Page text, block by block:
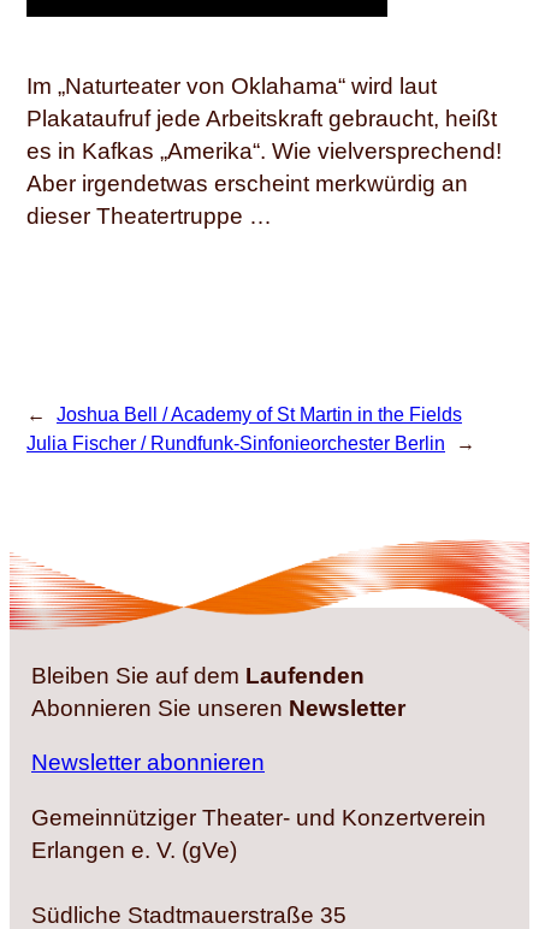
Im „Naturteater von Oklahama“ wird laut
Plakataufruf jede Arbeitskraft gebraucht, heißt
es in Kafkas „Amerika“. Wie vielversprechend!
Aber irgendetwas erscheint merkwürdig an
dieser Theatertruppe …
←
Joshua Bell / Academy of St Martin in the Fields
Julia Fischer / Rundfunk-Sinfonieorchester Berlin
→
Bleiben Sie auf dem Laufenden
Abonnieren Sie unseren Newsletter
Newsletter abonnieren
Gemeinnütziger Theater- und Konzertverein
Erlangen e. V. (gVe)
Südliche Stadtmauerstraße 35